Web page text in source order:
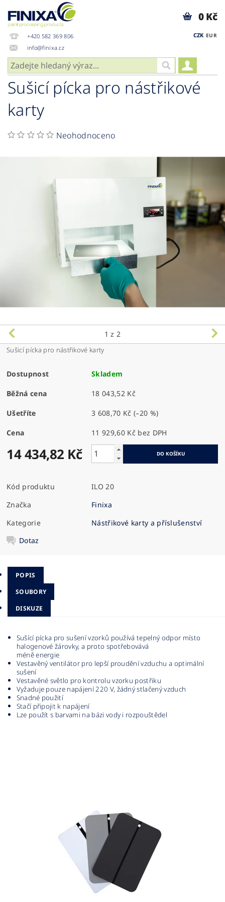
+420 582 369 806
info@finixa.cz
CZK EUR
0 Kč
Sušicí pícka pro nástřikové
karty
Neohodnoceno
1 z 2
Sušicí pícka pro nástřikové karty
Dostupnost Skladem
Běžná cena 18 043,52 Kč
Ušetříte 3 608,70 Kč (–20 %)
Cena 11 929,60 Kč bez DPH
14 434,82 Kč
Kód produktu
ILO 20
Značka
Finixa
Kategorie
Nástřikové karty a příslušenství
Dotaz
POPIS
SOUBORY
DISKUZE
Sušící pícka pro sušení vzorků používá tepelný odpor místo
halogenové žárovky, a proto spotřebovává
méně energie
Vestavěný ventilátor pro lepší proudění vzduchu a optimální
sušení
Vestavěné světlo pro kontrolu vzorku postřiku
Vyžaduje pouze napájení 220 V, žádný stlačený vzduch
Snadné použití
Stačí připojit k napájení
Lze použít s barvami na bázi vody i rozpouštědel